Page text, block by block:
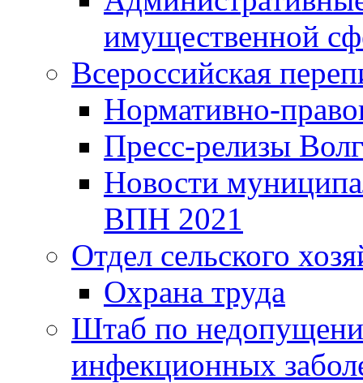
имущественной
Всероссийская
Нормативно-
Пресс-релизы
Новости
ВПН 2021
Отдел сельского
Охрана труда
Штаб по
инфекционных